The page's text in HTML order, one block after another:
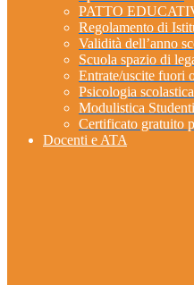
PATTO
Regolamento di
Validità dell’anno
Scuola spazio di
Entrate/uscite fuori
Psicologia scolastica
Modulistica
Certificato gratuito
Docenti e ATA